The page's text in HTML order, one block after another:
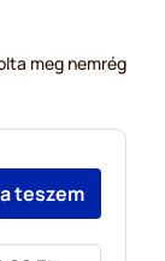
meg nemrég
teszem